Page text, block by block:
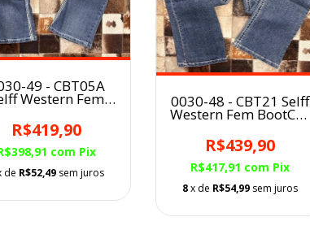
49 - CBT05A
Western Fem
R$419,90
com Pix
de R$52,49 sem juros
0030-48 - CBT21 Selff
Western Fem BootCut
R$439,90
R$417,91 com Pix
8x de R$54,99 sem juros